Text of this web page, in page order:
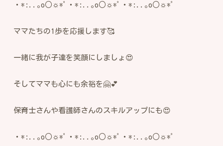
・*:..｡o○☼*ﾟ・*:..｡o○☼*ﾟ・*:..｡o○☼*ﾟ
ママたちの1歩を応援します🥰
一緒に我が子達を笑顔にしましょ😍
そしてママも心にも余裕を🤗💕
保育士さんや看護師さんのスキルアップにも😍
・*:..｡o○☼*ﾟ・*:..｡o○☼*ﾟ・*:..｡o○☼*ﾟ